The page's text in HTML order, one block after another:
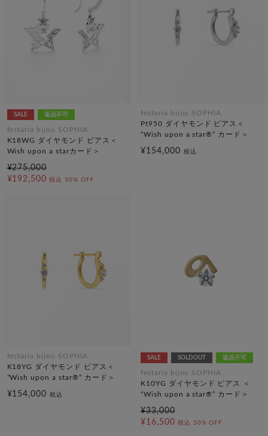
SALE 返品不可
festaria bijou SOPHIA
K18WG ダイヤモンド ピアス＜
Wish upon a starカード＞
¥275,000
¥192,500 税込 30% OFF
festaria bijou SOPHIA
Pt950 ダイヤモンド ピアス＜
“Wish upon a star®” カード＞
¥154,000 税込
festaria bijou SOPHIA
K18YG ダイヤモンド ピアス＜
“Wish upon a star®” カード＞
¥154,000税込
SALE SOLDOUT 返品不可
festaria bijou SOPHIA
K10YG ダイヤモンド ピアス ＜
“Wish upon a star®” カード＞
¥33,000
¥16,500 税込 50% OFF